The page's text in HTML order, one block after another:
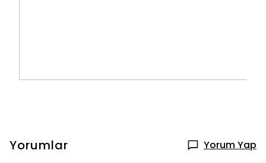
Yorumlar Yorum Yap